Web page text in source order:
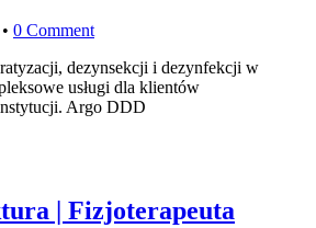
• 0 Comment
dezynsekcji i dezynfekcji w
usługi dla klientów
Argo DDD
| Fizjoterapeuta